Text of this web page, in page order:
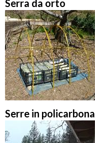
Serra da orto
Serre in